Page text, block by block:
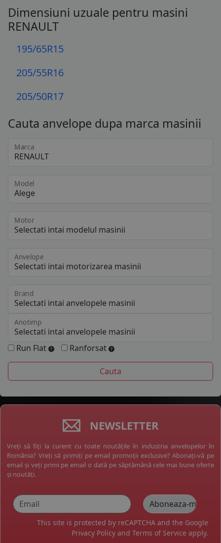
Dimensiuni uzuale pentru masini
RENAULT
195/65R15
205/55R16
205/50R17
Cauta anvelope dupa marca masinii
Marca
Model
Motor
Anvelope
Brand
Anotimp
Run Flat Ranforsat
NEWSLETTER
Vreți să fiți la curent cu toate noutățile în industria anvelopelor în
România? Vreți să primiți pe email promoții exclusive? Abonați-vă pe
email și veți primi pe email o dată pe săptămână cele mai bune oferte
și noutăți.
This site is protected by reCAPTCHA and the Google
Privacy Policy and Terms of Service apply.